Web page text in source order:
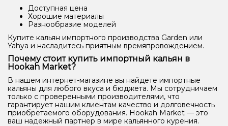
Доступная цена
Хорошие материалы
Разнообразие моделей
Купите кальян импортного производства Garden или
Yahya и насладитесь приятным времяпровождением.
Почему стоит купить импортный кальян в
Hookah Market?
В нашем интернет-магазине вы найдете импортные
кальяны для любого вкуса и бюджета. Мы сотрудничаем
только с проверенными производителями, что
гарантирует нашим клиентам качество и долговечность
приобретаемого оборудования. Hookah Market — это
ваш надежный партнер в мире кальянного курения.